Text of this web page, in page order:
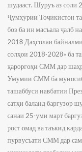
шудааст. Шуруъ аз соли
Ҷумҳурии Тоҷикистон
боз ба ин масъала ҷалб
2018 Даҳсолаи
солҳои 2018-2028» ба
қароргоҳи СММ дар
Умумии СММ ба
ташаббуси навбатии
сатҳи баланд баргузор
санаи 25-уми март
рост омад ва таъкид
пурвусъати СММ дар